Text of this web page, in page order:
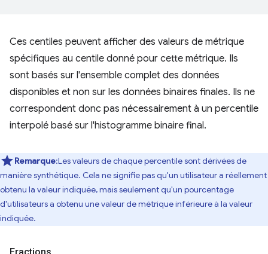
Ces centiles peuvent afficher des valeurs de métrique
spécifiques au centile donné pour cette métrique. Ils
sont basés sur l'ensemble complet des données
disponibles et non sur les données binaires finales. Ils ne
correspondent donc pas nécessairement à un percentile
interpolé basé sur l'histogramme binaire final.
Remarque:Les valeurs de chaque percentile sont dérivées de
manière synthétique. Cela ne signifie pas qu'un utilisateur a réellement
obtenu la valeur indiquée, mais seulement qu'un pourcentage
d'utilisateurs a obtenu une valeur de métrique inférieure à la valeur
indiquée.